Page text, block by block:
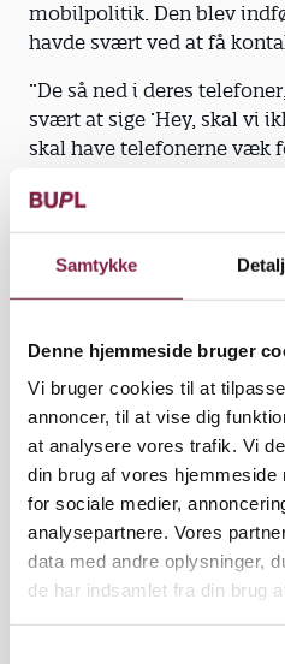
Samtykke
Denne hjemmeside bruger
Vi bruger cookies til at
annoncer, til at vise dig
at analysere vores trafik. Vi
din brug af vores hjemmeside
for sociale medier,
analysepartnere. Vores
data med andre oplysninger,
de har indsamlet fra din brug
mobilpolitik. Den blev
havde svært ved at få
”De så ned i deres
svært at sige ’Hey, skal vi
skal have telefonerne væk
computerne, fortæller
”Jeg kom for at spille LAN,
børnene game derhjemme.
noget andet. Udfordringen
underholdes, så hvis en
de til den næste. Det kan
synes, en aktivitet er sjov,
at blive vedholdende, men
med at ændre på,” siger
Læs også Børn&Unges